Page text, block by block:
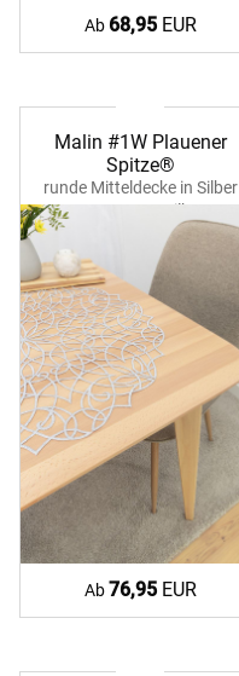
Ab 68,95EUR
Malin #1W Plauener
Spitze®
runde Mitteldecke in Silber
39371 ecru-silber
Ab76,95EUR